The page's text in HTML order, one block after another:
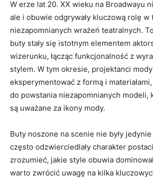
W erze lat 20. XX wieku na Broadwayu
ale i obuwie odgrywały kluczową rolę w
niezapomnianych wrażeń teatralnych.
buty stały się istotnym elementem
wizerunku, łącząc funkcjonalność z
stylem. W tym okresie, projektanci
eksperymentować z formą i
do powstania niezapomnianych modeli,
są uważane za ikony mody.
Buty noszone na scenie nie były
często odzwierciedlały charakter
zrozumieć, jakie style obuwia
warto zwrócić uwagę na kilka